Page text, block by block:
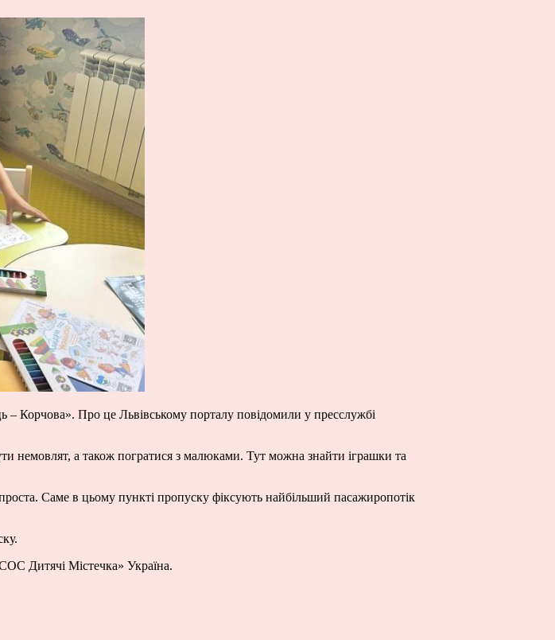
– Корчова». Про це Львівському порталу повідомили у пресслужбі
немовлят, а також погратися з малюками. Тут можна знайти іграшки та
Саме в цьому пункті пропуску фіксують найбільший пасажиропотік
Дитячі Містечка» Україна.